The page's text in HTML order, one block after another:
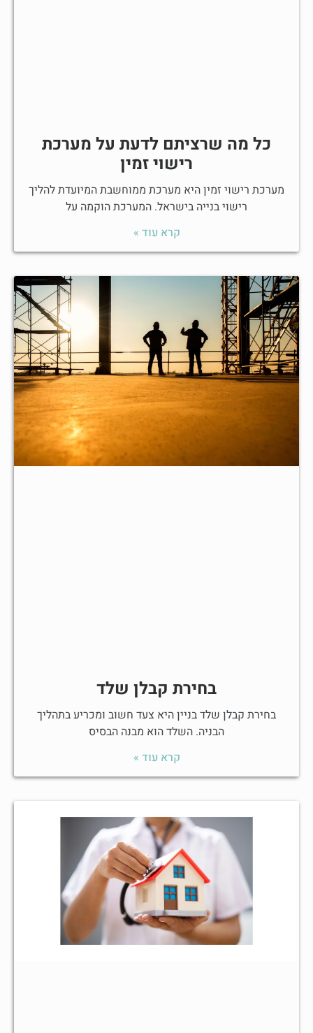
כל מה שרציתם לדעת על מערכת
רישוי זמין
מערכת רישוי זמין היא מערכת ממוחשבת המיועדת להליך
רישוי בנייה בישראל. המערכת הוקמה על
קרא עוד »
בחירת קבלן שלד
בחירת קבלן שלד בניין היא צעד חשוב ומכריע בתהליך
הבניה. השלד הוא מבנה הבסיס
קרא עוד »